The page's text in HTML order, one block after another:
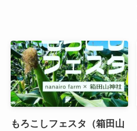
もろこしフェスタ（箱田山